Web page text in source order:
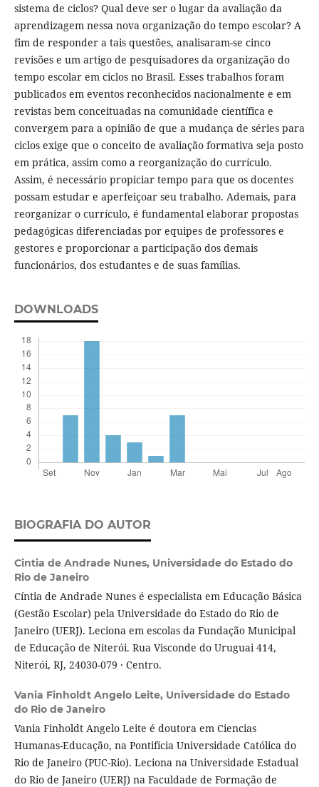
sistema de ciclos? Qual deve ser o lugar da avaliação da
aprendizagem nessa nova organização do tempo escolar? A
fim de responder a tais questões, analisaram-se cinco
revisões e um artigo de pesquisadores da organização do
tempo escolar em ciclos no Brasil. Esses trabalhos foram
publicados em eventos reconhecidos nacionalmente e em
revistas bem conceituadas na comunidade científica e
convergem para a opinião de que a mudança de séries para
ciclos exige que o conceito de avaliação formativa seja posto
em prática, assim como a reorganização do currículo.
Assim, é necessário propiciar tempo para que os docentes
possam estudar e aperfeiçoar seu trabalho. Ademais, para
reorganizar o currículo, é fundamental elaborar propostas
pedagógicas diferenciadas por equipes de professores e
gestores e proporcionar a participação dos demais
funcionários, dos estudantes e de suas famílias.
DOWNLOADS
BIOGRAFIA DO AUTOR
Cintia de Andrade Nunes, Universidade do Estado do
Rio de Janeiro
Cíntia de Andrade Nunes é especialista em Educação Básica
(Gestão Escolar) pela Universidade do Estado do Rio de
Janeiro (UERJ). Leciona em escolas da Fundação Municipal
de Educação de Niterói. Rua Visconde do Uruguai 414,
Niterói, RJ, 24030-079 · Centro.
Vania Finholdt Angelo Leite, Universidade do Estado
do Rio de Janeiro
Vania Finholdt Angelo Leite é doutora em Ciencias
Humanas-Educação, na Pontifícia Universidade Católica do
Rio de Janeiro (PUC-Rio). Leciona na Universidade Estadual
do Rio de Janeiro (UERJ) na Faculdade de Formação de